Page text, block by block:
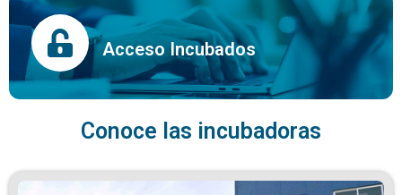
Acceso Incubados
Conoce las incubadoras